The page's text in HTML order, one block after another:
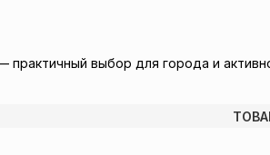
практичный выбор для города и